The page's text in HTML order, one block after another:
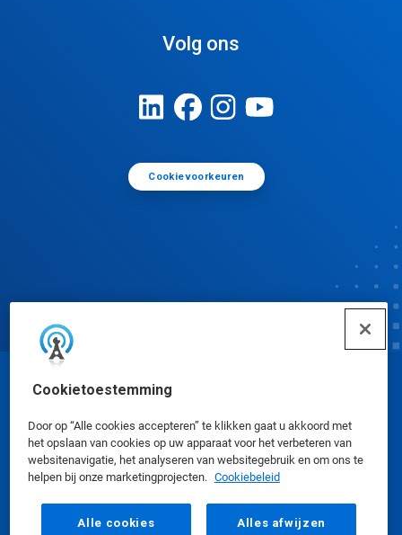
Cookietoestemming
Door op “Alle cookies accepteren” te klikken gaat u akkoord met
het opslaan van cookies op uw apparaat voor het verbeteren van
websitenavigatie, het analyseren van websitegebruik en om ons te
helpen bij onze marketingprojecten. Cookiebeleid
Alle cookies
Alles afwijzen
Volg ons
Cookievoorkeuren
© Ecolab Inc. 2025
Veiligheidsinformatiebladen|Privacybeleid|
Gebruiksvoorwaarden